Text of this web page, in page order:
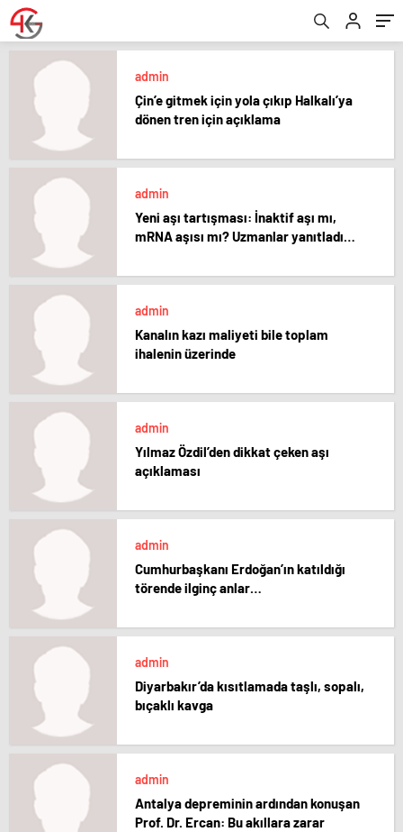
admin
Çin’e gitmek için yola çıkıp Halkalı’ya
dönen tren için açıklama
admin
Yeni aşı tartışması: İnaktif aşı mı,
mRNA aşısı mı? Uzmanlar yanıtladı…
admin
Kanalın kazı maliyeti bile toplam
ihalenin üzerinde
admin
Yılmaz Özdil’den dikkat çeken aşı
açıklaması
admin
Cumhurbaşkanı Erdoğan’ın katıldığı
törende ilginç anlar…
admin
Diyarbakır’da kısıtlamada taşlı, sopalı,
bıçaklı kavga
admin
Antalya depreminin ardından konuşan
Prof. Dr. Ercan: Bu akıllara zarar